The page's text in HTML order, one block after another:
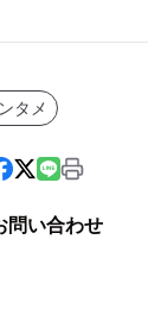
タメ
問い合わせ